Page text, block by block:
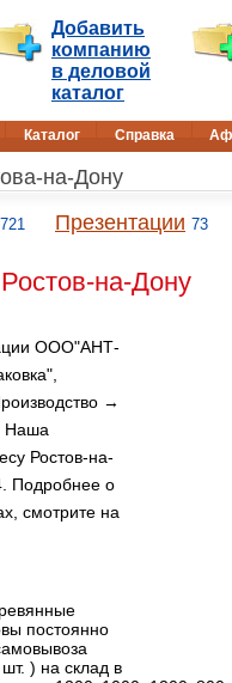
Добавить
компанию
в деловой
каталог
Каталог Справка
на-Дону
Презентации 73
на-Дону
ООО"АНТ-
→
Наша
Ростов-на-
Подробнее о
смотрите на
постоянно
) на склад в